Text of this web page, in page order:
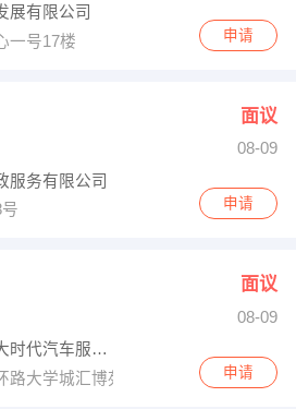
展有限公司
一号17楼
申请
面议
08-09
服务有限公司
申请
面议
08-09
河源市江东新区大时代汽车服务中心
路大学城汇博苑职院南路
申请